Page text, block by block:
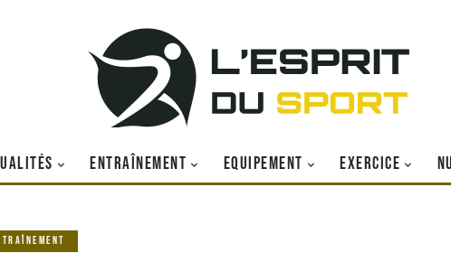
ENTRAÎNEMENT EQUIPEMENT EXERCICE